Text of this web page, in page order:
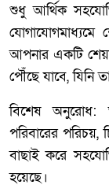
শুধু আর্থিক
যোগাযোগমাধ্যমে
আপনার একটি
পৌঁছে যাবে, যিনি
বিশেষ অনুরোধ:
পরিবারের পরিচয়,
বাছাই করে
হয়েছে।